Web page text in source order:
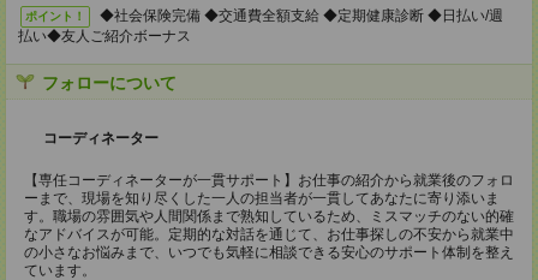
ポイント！
◆社会保険完備 ◆交通費全額支給 ◆定期健康診断 ◆日払い/週
払い◆友人ご紹介ボーナス
フォローについて
コーディネーター
【専任コーディネーターが一貫サポート】お仕事の紹介から就業後のフォロ
ーまで、現場を知り尽くした一人の担当者が一貫してあなたに寄り添いま
す。職場の雰囲気や人間関係まで熟知しているため、ミスマッチのない的確
なアドバイスが可能。定期的な対話を通じて、お仕事探しの不安から就業中
の小さなお悩みまで、いつでも気軽に相談できる安心のサポート体制を整え
ています。